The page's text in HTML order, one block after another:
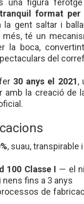
una figura
format
la gent saltar i
té un
la boca,
del
30 anys el 2021,
amb la creació de
, suau, transpirable
100 Classe I — el
fins a 3 anys
de